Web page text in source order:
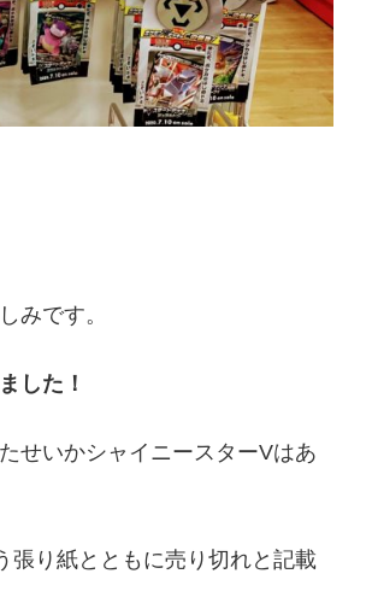
みです。
した！
せいかシャイニースターVはあ
張り紙とともに売り切れと記載